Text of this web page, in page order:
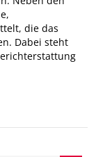
die das
Dabei steht